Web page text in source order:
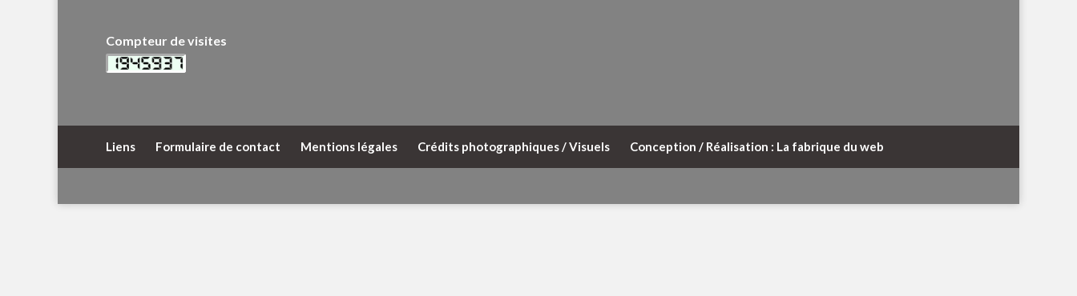
Compteur de visites
Liens Formulaire de contact Mentions légales Crédits photographiques / Visuels Conception / Réalisation : La fabrique du web